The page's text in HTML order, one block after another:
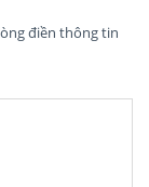
điền thông tin